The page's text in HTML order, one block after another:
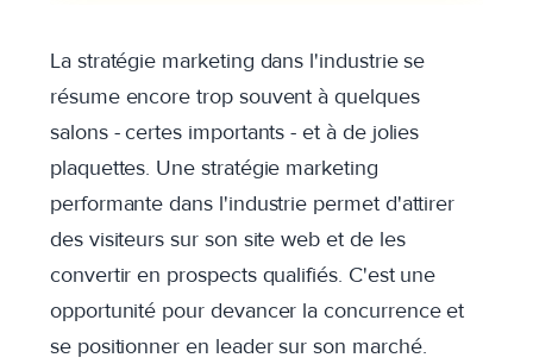
La stratégie marketing dans l'industrie se
résume encore trop souvent à quelques
salons - certes importants - et à de jolies
plaquettes. Une stratégie marketing
performante dans l'industrie permet d'attirer
des visiteurs sur son site web et de les
convertir en prospects qualifiés. C'est une
opportunité pour devancer la concurrence et
se positionner en leader sur son marché.